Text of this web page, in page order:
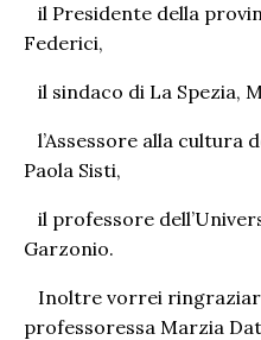
il Presidente della
Federici,
il sindaco di La Spezia,
l’Assessore alla cultura
Paola Sisti,
il professore
Garzonio.
Inoltre vorrei
professoressa Marzia